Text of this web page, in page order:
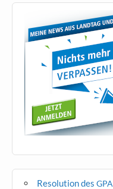
Resolution desGPA